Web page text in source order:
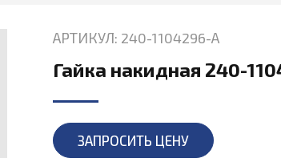
АРТИКУЛ: 240-1104296-А
Гайка накидная 240-
ЗАПРОСИТЬ ЦЕНУ